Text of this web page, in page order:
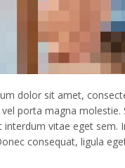
dolor sit amet,
porta magna molestie.
interdum vitae eget sem.
consequat, ligula